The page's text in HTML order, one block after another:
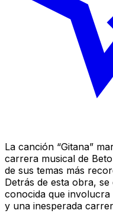
La canción “Gitana”
carrera musical de
de sus temas más
Detrás de esta obra,
conocida que
y una inesperada